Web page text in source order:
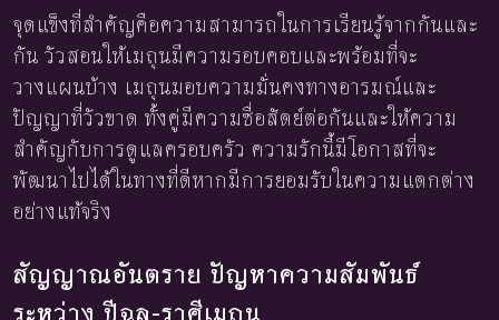
จุดแข็งที่สำคัญคือความสามารถในการเรียนรู้จากกันและ
กัน วัวสอนให้เมถุนมีความรอบคอบและพร้อมที่จะ
วางแผนบ้าง เมถุนมอบความมั่นคงทางอารมณ์และ
ปัญญาที่วัวขาด ทั้งคู่มีความซื่อสัตย์ต่อกันและให้ความ
สำคัญกับการดูแลครอบครัว ความรักนี้มีโอกาสที่จะ
พัฒนาไปได้ในทางที่ดีหากมีการยอมรับในความแตกต่าง
อย่างแท้จริง
สัญญาณอันตราย ปัญหาความสัมพันธ์
ระหว่าง ปีฉลู-ราศีเมถุน